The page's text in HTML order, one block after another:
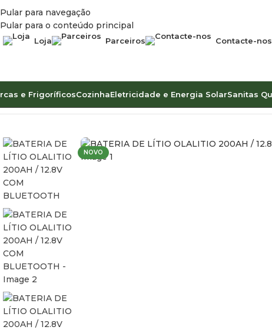
Pular para navegação
Pular para o conteúdo principal
Loja Parceiros Contacte-nos
e FrigoríficosCozinhaEletricidade e Energia SolarSanitas
Início Eletricidade e Energia Solar Eletricidade Baterias Litio
NOVO